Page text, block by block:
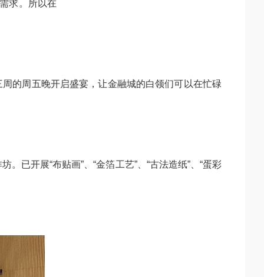
求。所以在
周的周五晚开启盛宴，让金融城的白领们可以在忙碌
已开展“布贴画”、“金箔工艺”、“古法造纸”、“蛋彩